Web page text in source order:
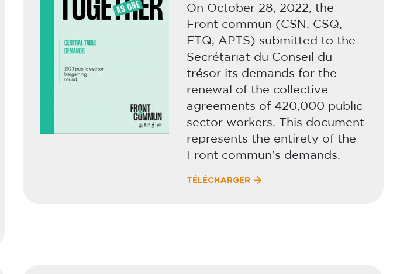
On October 28, 2022, the
Front commun (CSN, CSQ,
FTQ, APTS) submitted to the
Secrétariat du Conseil du
trésor its demands for the
renewal of the collective
agreements of 420,000 public
sector workers. This document
represents the entirety of the
Front commun's demands.
TÉLÉCHARGER